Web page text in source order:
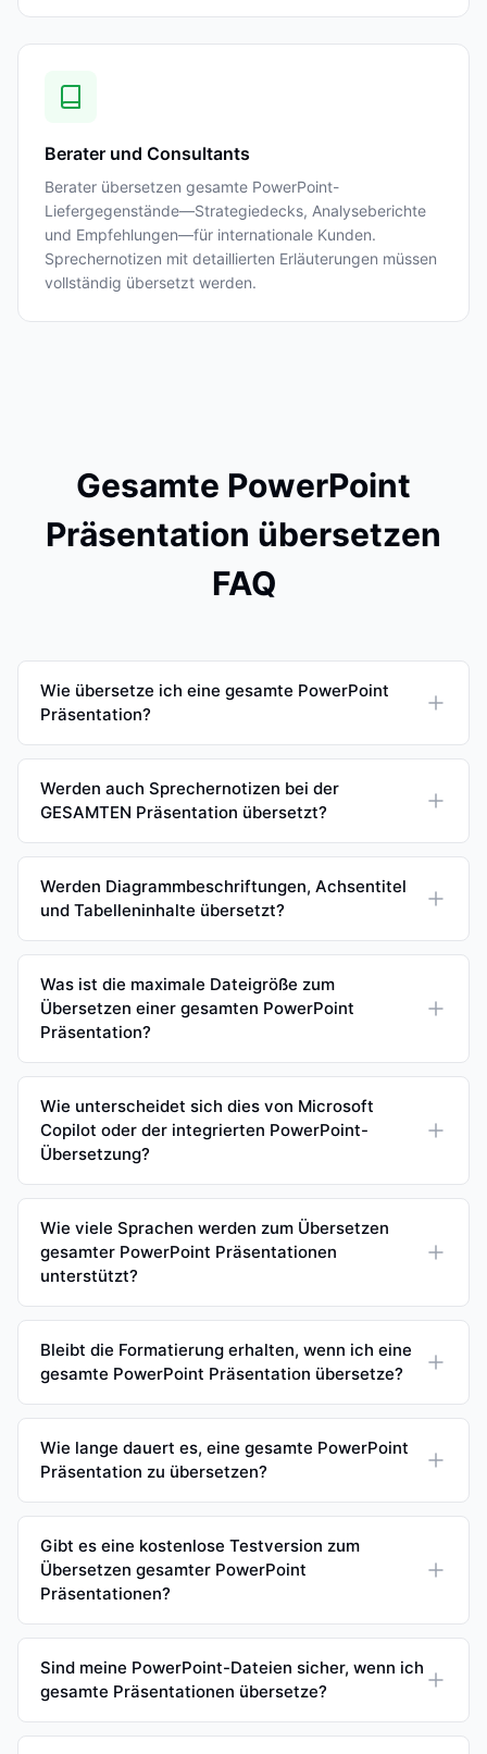
Berater und Consultants
Berater übersetzen gesamte PowerPoint-
Liefergegenstände—Strategiedecks, Analyseberichte
und Empfehlungen—für internationale Kunden.
Sprechernotizen mit detaillierten Erläuterungen müssen
vollständig übersetzt werden.
Gesamte PowerPoint
Präsentation übersetzen
FAQ
Wie übersetze ich eine gesamte PowerPoint
Präsentation?
Werden auch Sprechernotizen bei der
GESAMTEN Präsentation übersetzt?
Werden Diagrammbeschriftungen, Achsentitel
und Tabelleninhalte übersetzt?
Was ist die maximale Dateigröße zum
Übersetzen einer gesamten PowerPoint
Präsentation?
Wie unterscheidet sich dies von Microsoft
Copilot oder der integrierten PowerPoint-
Übersetzung?
Wie viele Sprachen werden zum Übersetzen
gesamter PowerPoint Präsentationen
unterstützt?
Bleibt die Formatierung erhalten, wenn ich eine
gesamte PowerPoint Präsentation übersetze?
Wie lange dauert es, eine gesamte PowerPoint
Präsentation zu übersetzen?
Gibt es eine kostenlose Testversion zum
Übersetzen gesamter PowerPoint
Präsentationen?
Sind meine PowerPoint-Dateien sicher, wenn ich
gesamte Präsentationen übersetze?